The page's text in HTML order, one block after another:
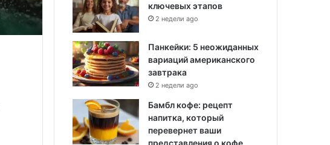
ключевых этапов
2 недели ago
Панкейки: 5 неожиданных
вариаций американского
завтрака
2 недели ago
Бамбл кофе: рецепт
напитка, который
перевернет ваши
представления о кофе